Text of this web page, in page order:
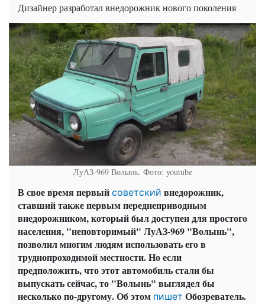
Дизайнер разработал внедорожник нового поколения
ЛуАЗ-969 Волынь. Фото: youtube
В свое время первый советский внедорожник,
ставший также первым переднеприводным
внедорожником, который был доступен для простого
населения, "неповторимый" ЛуАЗ-969 "Волынь",
позволил многим людям использовать его в
труднопроходимой местности. Но если
предположить, что этот автомобиль стали бы
выпускать сейчас, то "Волынь" выглядел бы
несколько по-другому. Об этом пишет Обозреватель.